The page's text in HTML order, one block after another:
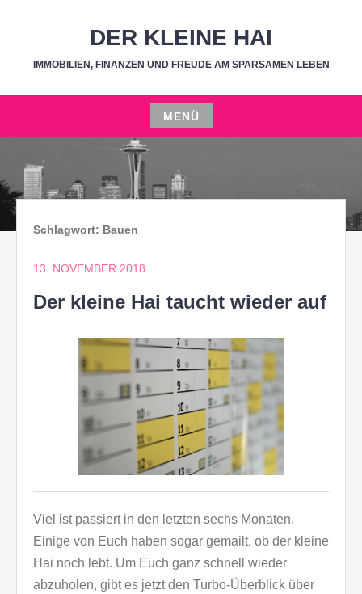
DER KLEINE HAI
IMMOBILIEN, FINANZEN UND FREUDE AM SPARSAMEN LEBEN
MENÜ
Zum
springen
Schlagwort: Bauen
13. NOVEMBER 2018
Der kleine Hai taucht wieder auf
Viel ist passiert in den letzten sechs Monaten.
Einige von Euch haben sogar gemailt, ob der kleine
Hai noch lebt. Um Euch ganz schnell wieder
abzuholen, gibt es jetzt den Turbo-Überblick über